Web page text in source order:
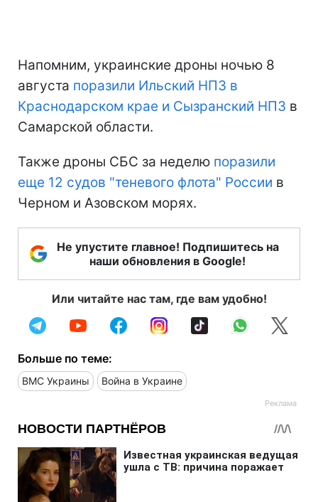
Напомним, украинские дроны ночью 8
августа поразили Ильский НПЗ в
Краснодарском крае и Сызранский НПЗ в
Самарской области.
Также дроны СБС за неделю поразили
еще 12 судов "теневого флота" России в
Черном и Азовском морях.
Не упустите главное! Подпишитесь на
наши обновления в Google!
Или читайте нас там, где вам удобно!
Больше по теме:
ВМС Украины Война в Украине